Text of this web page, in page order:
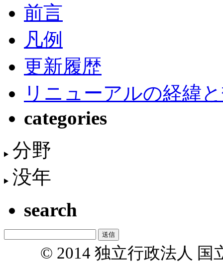
前言
凡例
更新履歴
リニューアルの経緯
categories
分野
没年
search
© 2014 独立行政法人 国